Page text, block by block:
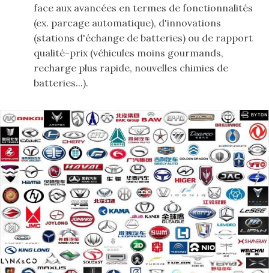
face aux avancées en termes de fonctionnalités
(ex. parcage automatique), d'innovations
(stations d'échange de batteries) ou de rapport
qualité-prix (véhicules moins gourmands,
recharge plus rapide, nouvelles chimies de
batteries...).